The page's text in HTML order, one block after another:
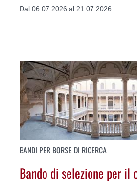
Dal 06.07.2026 al 21.07.2026
BANDI PER BORSE DI RICERCA
Bando di selezione per il